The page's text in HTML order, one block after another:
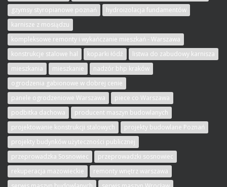
gzymsy styropianowe poznań
hydroizolacja fundamentów
karnisze z mosiądzu
kompleksowe remonty i wykańczanie mieszkań - Warszawa
konstrukcje stalowe hal
koparki łódź
listwa do zabudowy karnisza
mieszkania
mieszkanie
nadzór bhp kraków
ogrodzenia gabionowe w dobrej cenie
panele ogrodzeniowe Warszawa
piece co Warszawa
podbitka dachowa
producent maszyn budowlanych
projektowanie konstrukcji stalowych
projekty budowlane Poznań
projekty budynków użyteczności publicznej
przeprowadzka Sosnowiec
przeprowadzki sosnowiec
rekuperacja mazowieckie
remonty wnętrz warszawa